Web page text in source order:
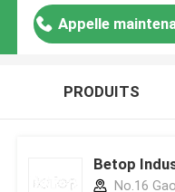
Appelle
PRODUITS
Betop
No.16